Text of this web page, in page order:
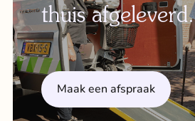
thuis afgeleverd.
Maak een afspraak